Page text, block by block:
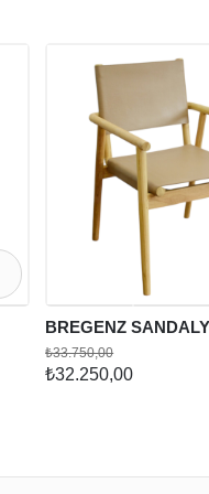
BREGENZ
₺32.250,00
₺33.750,00